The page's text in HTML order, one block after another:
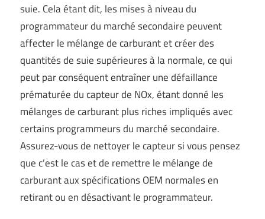
suie. Cela étant dit, les mises à niveau du
programmateur du marché secondaire peuvent
affecter le mélange de carburant et créer des
quantités de suie supérieures à la normale, ce qui
peut par conséquent entraîner une défaillance
prématurée du capteur de NOx, étant donné les
mélanges de carburant plus riches impliqués avec
certains programmeurs du marché secondaire.
Assurez-vous de nettoyer le capteur si vous pensez
que c’est le cas et de remettre le mélange de
carburant aux spécifications OEM normales en
retirant ou en désactivant le programmateur.